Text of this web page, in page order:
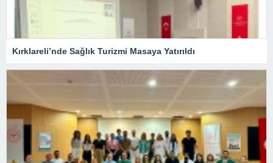
Kırklareli’nde Sağlık Turizmi Masaya Yatırıldı